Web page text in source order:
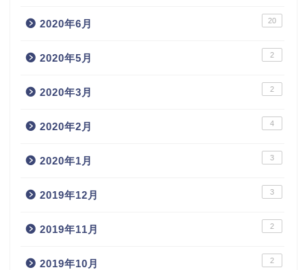
2020年6月 20
2020年5月 2
2020年3月 2
2020年2月 4
2020年1月 3
2019年12月 3
2019年11月 2
2019年10月 2